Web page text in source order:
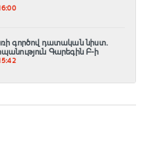
գործով դատական նիստ.
Գարեգին Բ-ի